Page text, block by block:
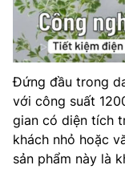
Đứng đầu trong
với công suất
gian có diện tích
khách nhỏ hoặc
sản phẩm này là